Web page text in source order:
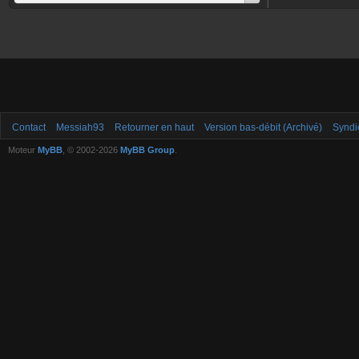
Contact Messiah93 Retourner en haut Version bas-débit (Archivé)
Moteur MyBB , © 2002-2026 MyBB Group